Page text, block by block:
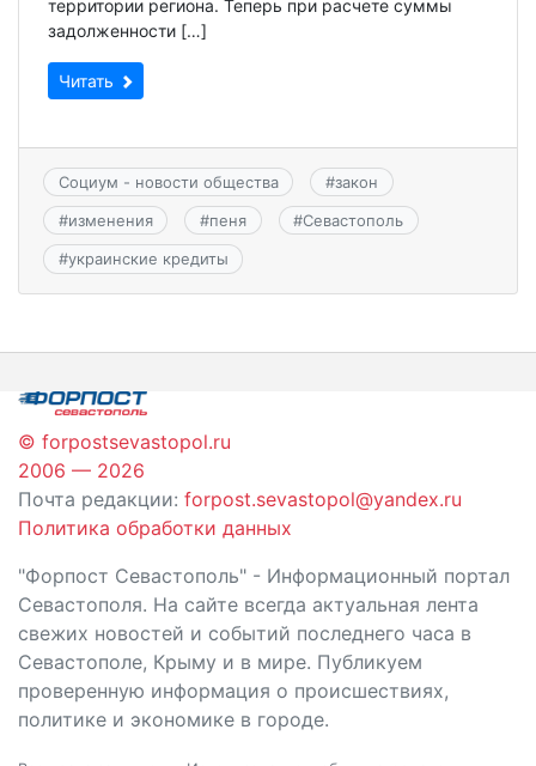
территории региона. Теперь при расчете суммы
задолженности […]
Читать
Социум - новости общества #закон
#изменения #пеня #Севастополь
#украинские кредиты
© forpostsevastopol.ru
2006 — 2026
Почта редакции: forpost.sevastopol@yandex.ru
Политика обработки данных
"Форпост Севастополь" - Информационный портал
Севастополя. На сайте всегда актуальная лента
свежих новостей и событий последнего часа в
Севастополе, Крыму и в мире. Публикуем
проверенную информация о происшествиях,
политике и экономике в городе.